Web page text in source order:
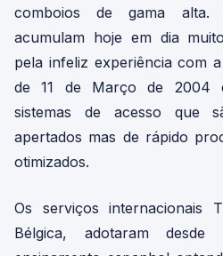
comboios de gama alta.
acumulam hoje em dia
pela infeliz experiência com
de 11 de Março de 2004
sistemas de acesso que
apertados mas de rápido
otimizados.
Os serviços internacionais
Bélgica, adotaram